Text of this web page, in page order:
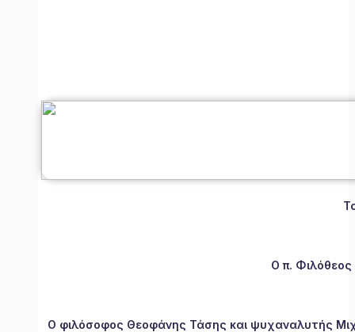
Ο π.
Ο φιλόσοφος Θεοφάνης Τάσης και ψυχαναλυτής